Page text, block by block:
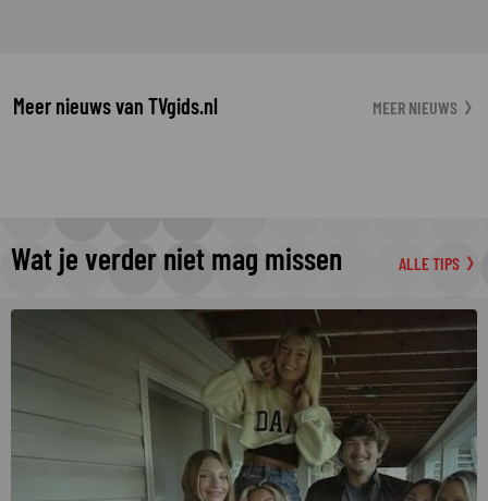
Meer nieuws van TVgids.nl MEER NIEUWS
Wat je verder niet mag missen ALLE TIPS